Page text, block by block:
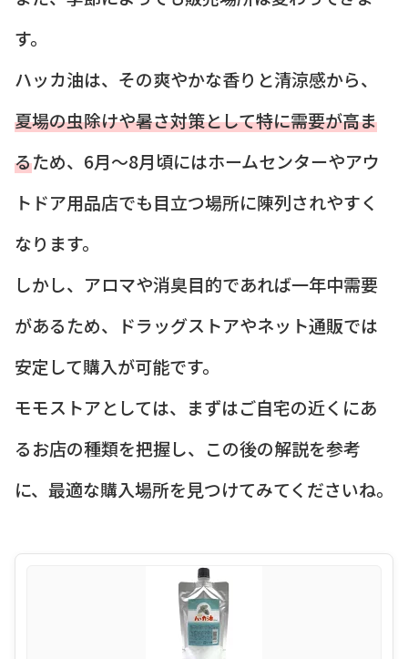
す。
ハッカ油は、その爽やかな香りと清涼感から、
夏場の虫除けや暑さ対策として特に需要が高ま
るため、6月～8月頃にはホームセンターやアウ
トドア用品店でも目立つ場所に陳列されやすく
なります。
しかし、アロマや消臭目的であれば一年中需要
があるため、ドラッグストアやネット通販では
安定して購入が可能です。
モモストアとしては、まずはご自宅の近くにあ
るお店の種類を把握し、この後の解説を参考
に、最適な購入場所を見つけてみてくださいね。